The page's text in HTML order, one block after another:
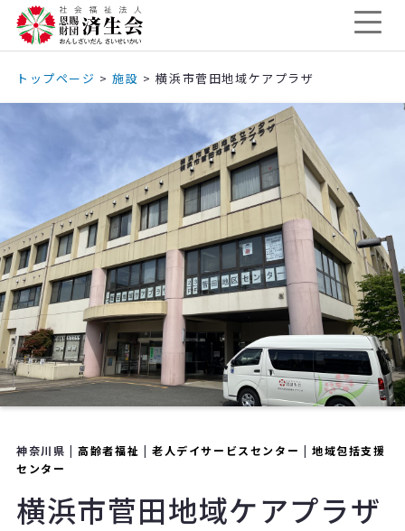
トップページ >施設 >横浜市菅田地域ケアプラザ
神奈川県 |高齢者福祉 | 老人デイサービスセンター | 地域包括支援
センター
横浜市菅田地域ケアプラザ